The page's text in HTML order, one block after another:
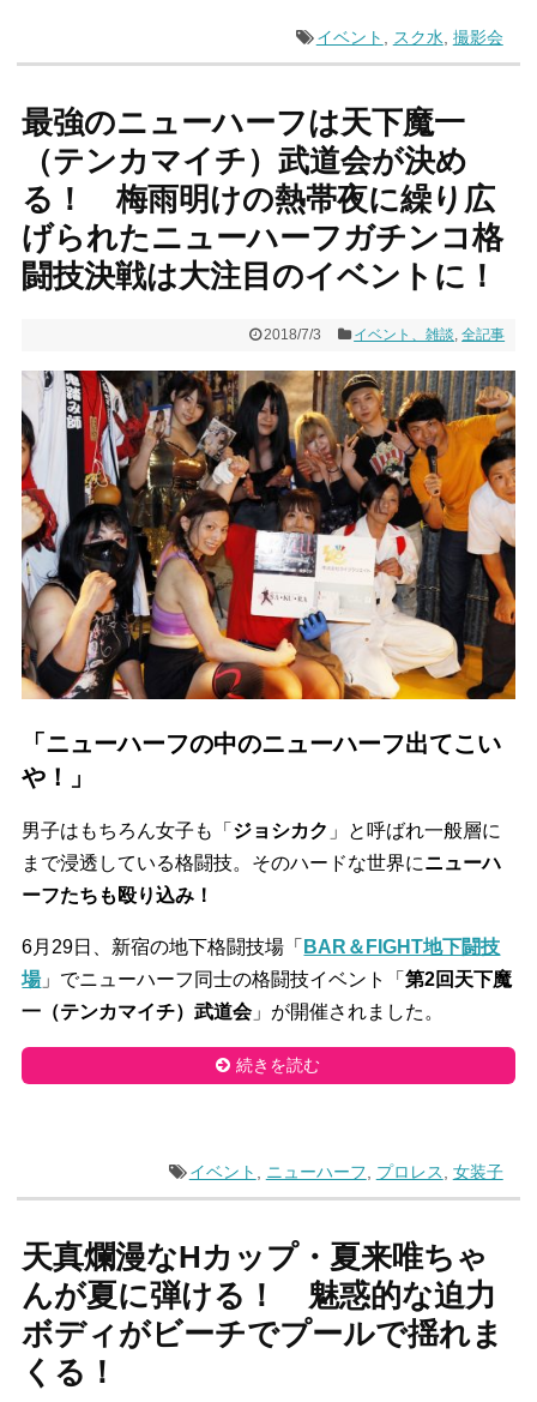
イベント スク水 撮影会
最強のニューハーフは天下魔一
（テンカマイチ）武道会が決め
る！ 梅雨明けの熱帯夜に繰り広
げられたニューハーフガチンコ格
闘技決戦は大注目のイベントに！
2018/7/3 イベント、雑談,全記事
「ニューハーフの中のニューハーフ出てこい
や！」
男子はもちろん女子も「 ジョシカク 」と呼ばれ一般層に
まで浸透している格闘技。そのハードな世界にニューハ
ーフたちも殴り込み！
6月29日、新宿の地下格闘技場「 BAR＆FIGHT地下闘技
場」でニューハーフ同士の格闘技イベント「第2回天下魔
一（テンカマイチ）武道会」が開催されました。
続きを読む
イベント ニューハーフ プロレス 女装子
天真爛漫なHカップ・夏来唯ちゃ
んが夏に弾ける！ 魅惑的な迫力
ボディがビーチでプールで揺れま
くる！